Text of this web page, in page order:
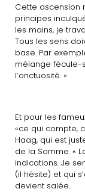
Cette ascension
principes
les mains, je
Tous les sens
base. Par
mélange fécule-
l’onctuosité. »
Et pour les
«ce qui compte,
Haag, qui est
de la Somme. «
indications. Je
(il hésite) et qui
devient salée...